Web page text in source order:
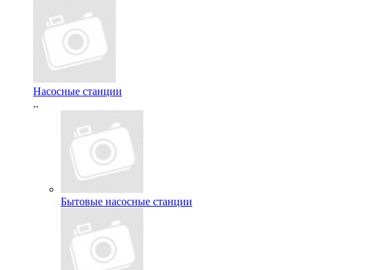
Насосные станции
..
Бытовые насосные станции